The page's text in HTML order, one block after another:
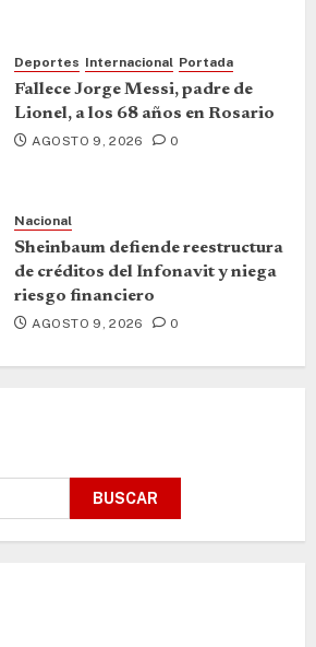
Deportes Internacional Portada
Fallece Jorge Messi, padre de
Lionel, a los 68 años en Rosario
AGOSTO 9, 2026 0
Nacional
Sheinbaum defiende reestructura
de créditos del Infonavit y niega
riesgo financiero
AGOSTO 9, 2026 0
BUSCAR